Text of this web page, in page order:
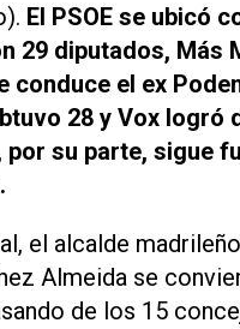
El PSOE se ubicó
29 diputados, Más
conduce el ex
28 y Vox logró
por su parte, sigue
el alcalde
Almeida se
de los 15